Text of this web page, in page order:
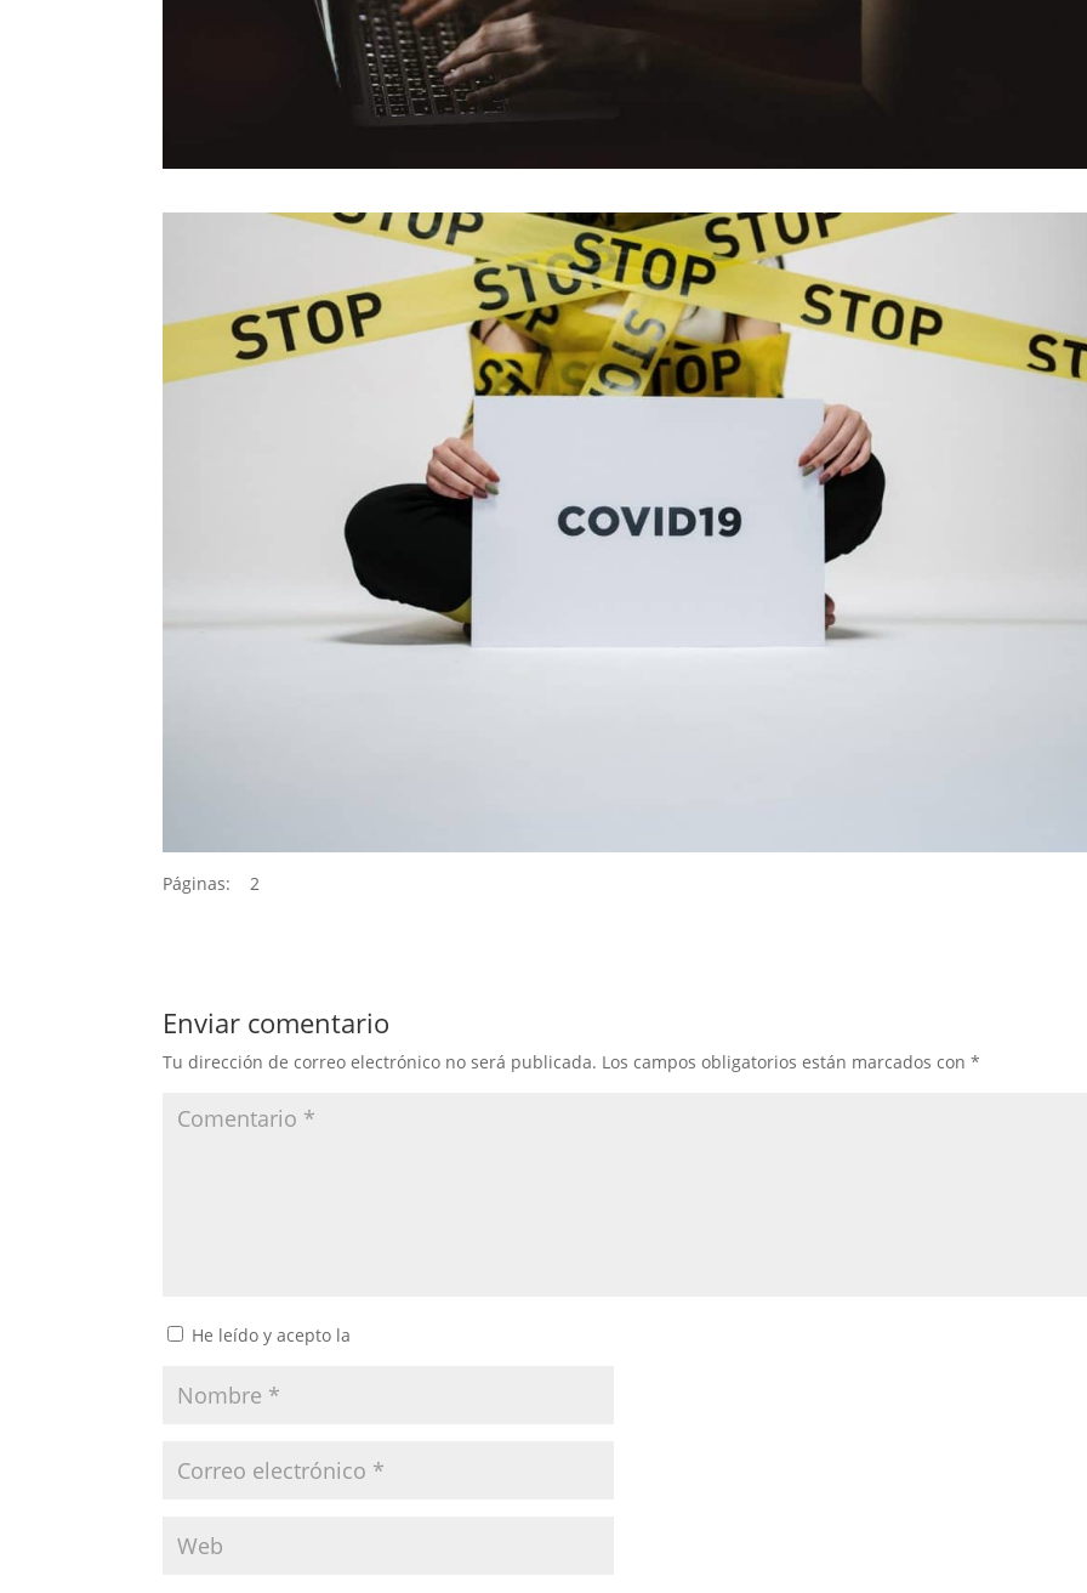
Páginas: 2
Enviar comentario
Tu dirección de correo electrónico no será publicada. Los campos obligatorios están marcados con*
He leído y acepto la